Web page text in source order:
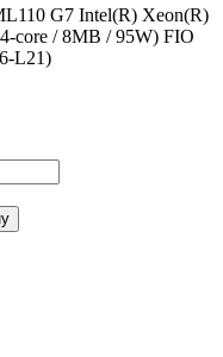
G7 Intel(R) Xeon(R)
core / 8MB / 95W) FIO
L21)